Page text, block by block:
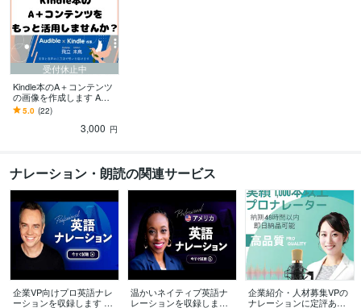
受付休止中
Kindle本のA＋コンテンツ
の画像を作成します A＋
コンテンツを活用し、選
ばれる本にしよう
5.0 (22)
3,000 円
ナレーション・朗読の関連サービス
企業VP向けプロ英語ナレ
ーションを収録します 商
温かいネイティブ英語ナ
レーションを収録します
企業紹介・人材募集VPの
ナレーションに定評あり